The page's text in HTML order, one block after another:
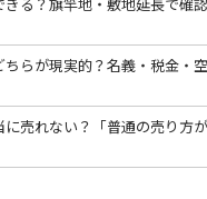
らが現実的？名義・税金・
売れない？「普通の売り方